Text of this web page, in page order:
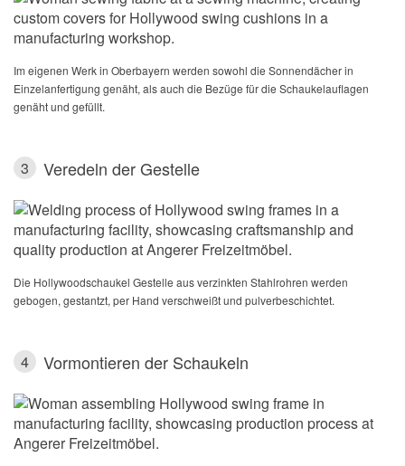
Im eigenen Werk in Oberbayern werden sowohl die Sonnendächer in
Einzelanfertigung genäht, als auch die Bezüge für die Schaukelauflagen
genäht und gefüllt.
3 Veredeln der Gestelle
Die Hollywoodschaukel Gestelle aus verzinkten Stahlrohren werden
gebogen, gestantzt, per Hand verschweißt und pulverbeschichtet.
4 Vormontieren der Schaukeln